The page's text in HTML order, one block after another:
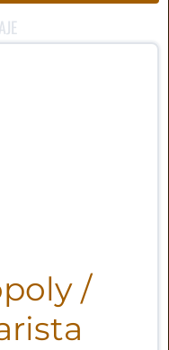
/